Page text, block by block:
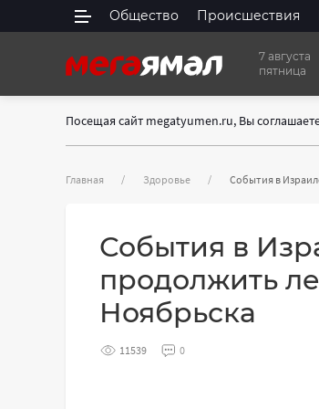
Общество Происшествия
7 августа
пятница
Посещая сайт megatyumen.ru, Вы
Главная Здоровье События в
События в
продолжить
Ноябрьска
11539 0